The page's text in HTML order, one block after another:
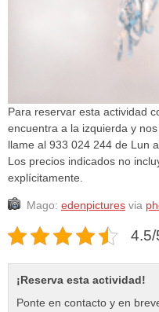
¡Reserva esta actividad!
Ponte en contacto y en
Para reservar esta actividad
encuentra a la izquierda y
llame al 933 024 244 de Lun
Los precios indicados no
explícitamente.
Mago: edenpictures via
4.5/